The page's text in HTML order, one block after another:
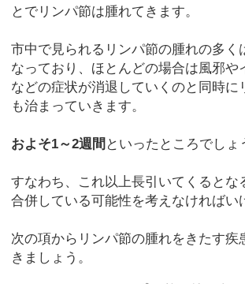
とでリンパ節は腫れてきます。
市中で見られるリンパ節の腫れの多く
なっており、ほとんどの場合は風邪や
などの症状が消退していくのと同時に
も治まっていきます。
およそ1～2週間 といったところでしょ
すなわち、これ以上長引いてくるとな
合併している可能性を考えなければい
次の項からリンパ節の腫れをきたす疾
きましょう。